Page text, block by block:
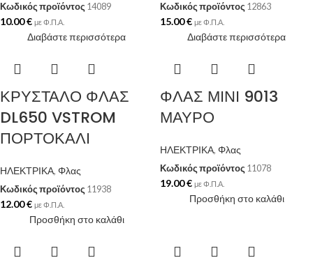
Κωδικός προϊόντος 14089
10.00€ με Φ.Π.Α.
Διαβάστε περισσότερα
Κωδικός προϊόντος 12863
15.00€ με Φ.Π.Α.
Διαβάστε περισσότερα
ΚΡΥΣΤΑΛΟ ΦΛΑΣ
DL650 VSTROM
ΠΟΡΤΟΚΑΛΙ
ΗΛΕΚΤΡΙΚΑ, Φλας
Κωδικός προϊόντος 11938
12.00€ με Φ.Π.Α.
Προσθήκη στο καλάθι
ΦΛΑΣ ΜΙΝΙ 9013
ΜΑΥΡΟ
ΗΛΕΚΤΡΙΚΑ, Φλας
Κωδικός προϊόντος 11078
19.00€ με Φ.Π.Α.
Προσθήκη στο καλάθι